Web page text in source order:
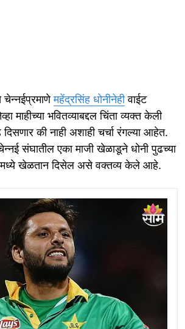
महेंद्रसिंह धोनीनेहीवाईट
माहीच्या भवितव्याबद्दल चिंता व्यक्त केली
की नाही अशाही चर्चा रंगल्या आहेत.
संघातील एका माजी खेळाडूने धोनी पुढच्या
खेळतान दिसेल असे वक्तव्य केले आहे.